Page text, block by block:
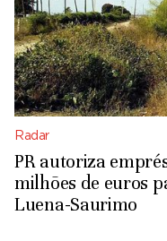
Radar
PR autoriza
milhões de euros
Luena-Saurimo